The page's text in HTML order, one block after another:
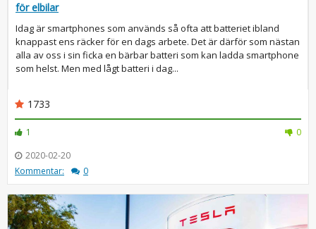
för elbilar
Idag är smartphones som används så ofta att batteriet ibland
knappast ens räcker för en dags arbete. Det är därför som nästan
alla av oss i sin ficka en bärbar batteri som kan ladda smartphone
som helst. Men med lågt batteri i dag...
1733
1
0
2020-02-20
Kommentar:
0